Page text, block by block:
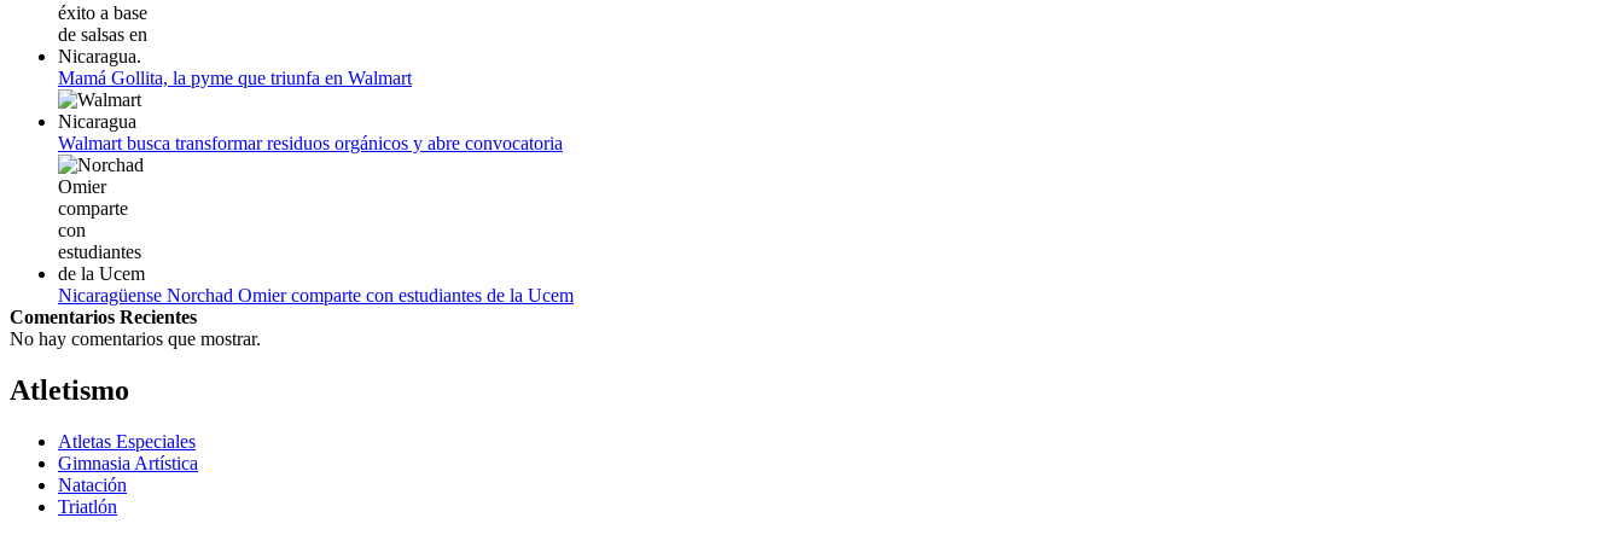
Mamá Gollita, la pyme que triunfa en Walmart
Walmart busca transformar residuos orgánicos y abre convocatoria
Nicaragüense Norchad Omier comparte con estudiantes de la Ucem
Comentarios Recientes
No hay comentarios que mostrar.
Atletismo
Atletas Especiales
Gimnasia Artística
Natación​
Triatlón​